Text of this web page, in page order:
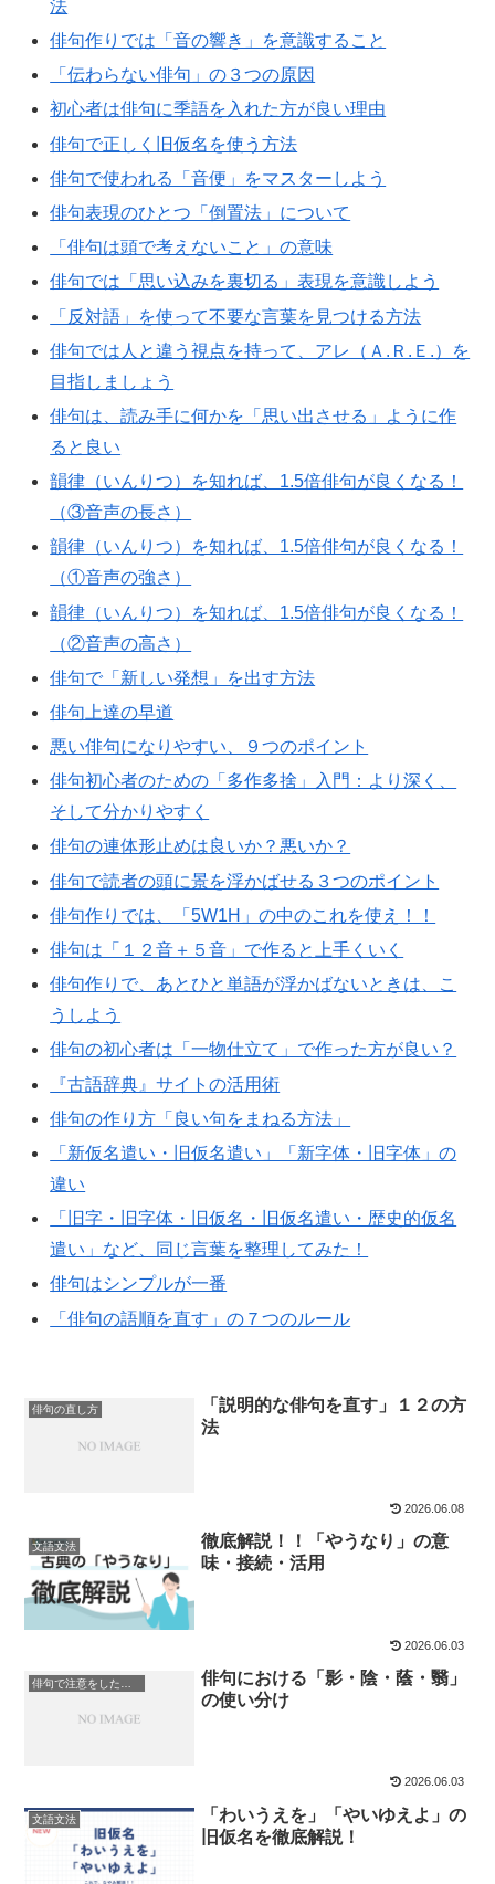
法
俳句作りでは「音の響き」を意識すること
「伝わらない俳句」の３つの原因
初心者は俳句に季語を入れた方が良い理由
俳句で正しく旧仮名を使う方法
俳句で使われる「音便」をマスターしよう
俳句表現のひとつ「倒置法」について
「俳句は頭で考えないこと」の意味
俳句では「思い込みを裏切る」表現を意識しよう
「反対語」を使って不要な言葉を見つける方法
俳句では人と違う視点を持って、アレ（Ａ.Ｒ.Ｅ.）を
目指しましょう
俳句は、読み手に何かを「思い出させる」ように作
ると良い
韻律（いんりつ）を知れば、1.5倍俳句が良くなる！
（③音声の長さ）
韻律（いんりつ）を知れば、1.5倍俳句が良くなる！
（①音声の強さ）
韻律（いんりつ）を知れば、1.5倍俳句が良くなる！
（②音声の高さ）
俳句で「新しい発想」を出す方法
俳句上達の早道
悪い俳句になりやすい、９つのポイント
俳句初心者のための「多作多捨」入門：より深く、
そして分かりやすく
俳句の連体形止めは良いか？悪いか？
俳句で読者の頭に景を浮かばせる３つのポイント
俳句作りでは、「5W1H」の中のこれを使え！！
俳句は「１２音＋５音」で作ると上手くいく
俳句作りで、あとひと単語が浮かばないときは、こ
うしよう
俳句の初心者は「一物仕立て」で作った方が良い？
『古語辞典』サイトの活用術
俳句の作り方「良い句をまねる方法」
「新仮名遣い・旧仮名遣い」「新字体・旧字体」の
違い
「旧字・旧字体・旧仮名・旧仮名遣い・歴史的仮名
遣い」など、同じ言葉を整理してみた！
俳句はシンプルが一番
「俳句の語順を直す」の７つのルール
俳句の直し方
「説明的な俳句を直す」１２の方
法
2026.06.08
文語文法
徹底解説！！「やうなり」の意
味・接続・活用
2026.06.03
俳句における「影・陰・蔭・翳」
の使い分け
2026.06.03
文語文法
「わいうえを」「やいゆえよ」の
旧仮名を徹底解説！